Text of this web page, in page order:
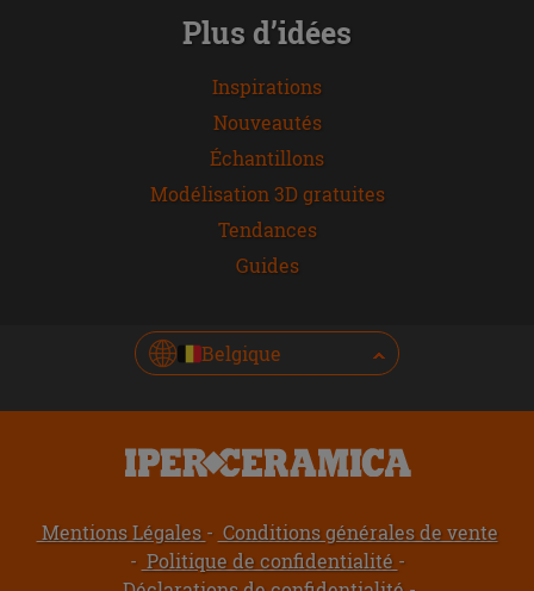
Plus d’idées
Inspirations
Nouveautés
Échantillons
Modélisation 3D gratuites
Tendances
Guides
Belgique
Mentions Légales
Conditions générales de vente
Politique de confidentialité